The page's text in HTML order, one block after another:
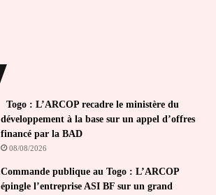
Togo : L’ARCOP recadre le ministère du
développement à la base sur un appel d’offres
financé par la BAD
08/08/2026
Commande publique au Togo : L’ARCOP
épingle l’entreprise ASI BF sur un grand